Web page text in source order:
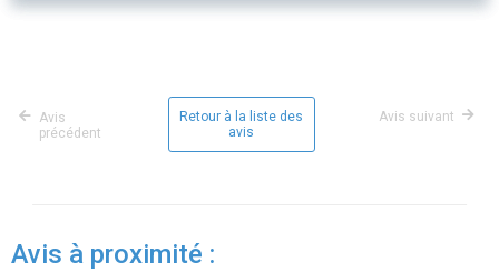
Avis
précédent
Retour à la liste des
avis
Avis suivant
Avis à proximité :